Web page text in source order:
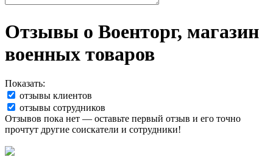
Отзывы о Военторг, магазин
военных товаров
Показать:
отзывы клиентов
отзывы сотрудников
Отзывов пока нет — оставьте первый отзыв и его точно
прочтут другие соискатели и сотрудники!